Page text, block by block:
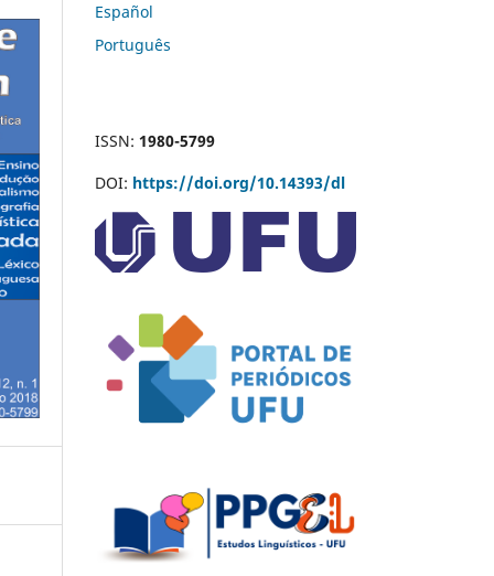
Español
Português
ISSN: 1980-5799
DOI: https://doi.org/10.14393/dl